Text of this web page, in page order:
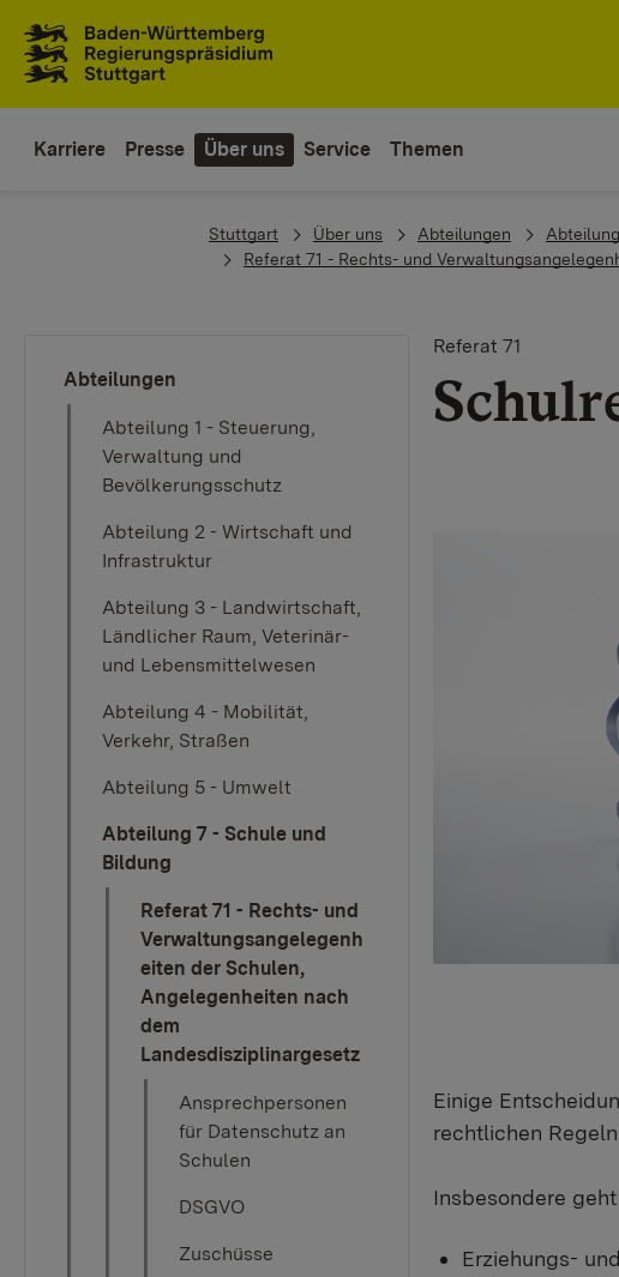
Karriere Presse Über uns Service Themen
You are here:
Stuttgart Über uns Abteilungen
Referat 71 - Rechts- und
Abteilungen
Abteilung 1 - Steuerung,
Verwaltung und
Bevölkerungsschutz
Abteilung 2 - Wirtschaft und
Infrastruktur
Abteilung 3 - Landwirtschaft,
Ländlicher Raum, Veterinär-
und Lebensmittelwesen
Abteilung 4 - Mobilität,
Verkehr, Straßen
Abteilung 5 - Umwelt
Abteilung 7 - Schule und
Bildung
Referat 71 - Rechts- und
Verwaltungsangelegenh
eiten der Schulen,
Angelegenheiten nach
dem
Landesdisziplinargesetz
Ansprechpersonen
für Datenschutz an
Schulen
DSGVO
Zuschüsse
Referat 71
Einige
rechtlichen
Insbesondere
Erziehungs-